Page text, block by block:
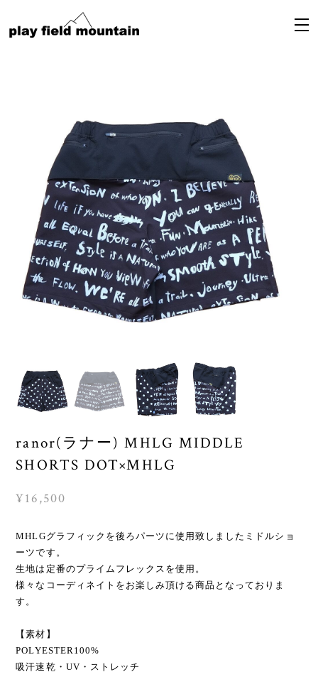
ranor(ラナー) MHLG MIDDLE
SHORTS DOT×MHLG
¥16,500
MHLGグラフィックを後ろパーツに使用致しましたミドルショ
ーツです。
生地は定番のプライムフレックスを使用。
様々なコーディネイトをお楽しみ頂ける商品となっておりま
す。
【素材】
POLYESTER100%
吸汗速乾・UV・ストレッチ